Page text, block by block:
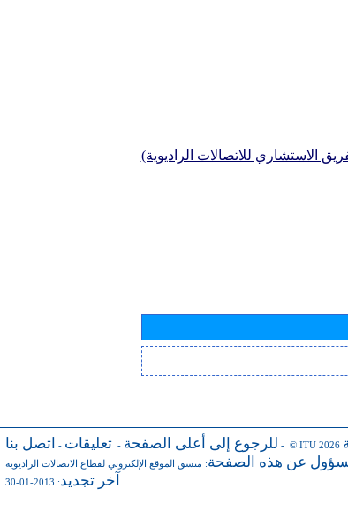
الاستشاري للاتصالات الراديوية)
للرجوع إلى أعلى الصفحة - تعليقات - اتصل بنا - © ITU 2026
عن هذه الصفحة: منسق الموقع الإلكتروني لقطاع الاتصالات الراديوية
آخر تجديد: 2013-01-30